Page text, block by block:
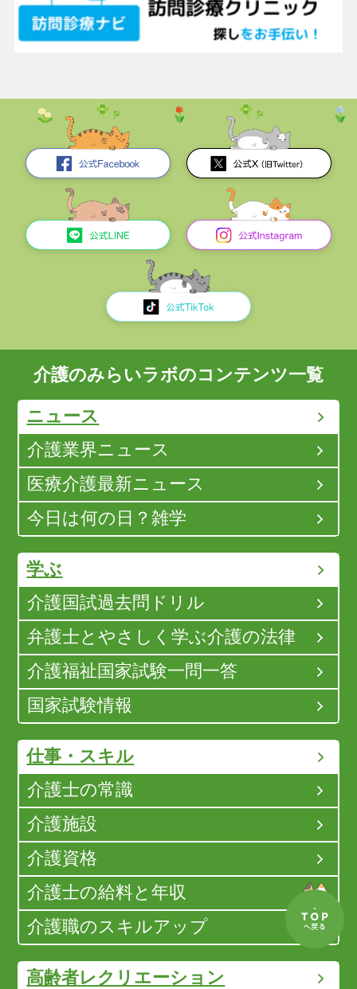
介護のみらいラボのコンテンツ一覧
ニュース
介護業界ニュース
医療介護最新ニュース
今日は何の日？雑学
学ぶ
介護国試過去問ドリル
弁護士とやさしく学ぶ介護の法律
介護福祉国家試験一問一答
国家試験情報
仕事・スキル
介護士の常識
介護施設
介護資格
介護士の給料と年収
介護職のスキルアップ
高齢者レクリエーション